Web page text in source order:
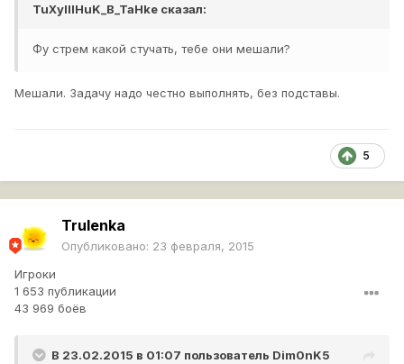
TuXyIIIHuK_B_TaHke сказал:
Фу стрем какой стучать, тебе они мешали?
Мешали. Задачу надо честно выполнять, без подставы.
5
Trulenka
Опубликовано: 23 февраля, 2015
Игроки
1 653 публикации
43 969 боёв
В 23.02.2015 в 01:07 пользователь Dim0nK5